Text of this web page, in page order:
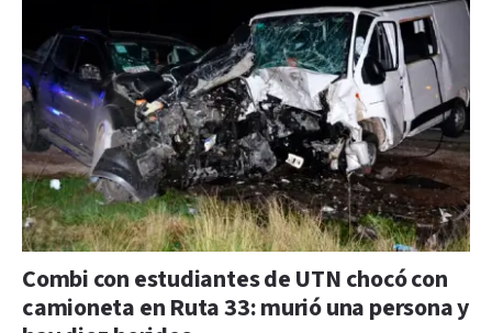
Combi con estudiantes de UTN chocó con
camioneta en Ruta 33: murió una persona y